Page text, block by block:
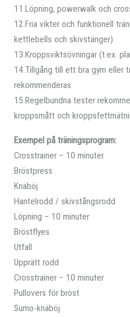
11.Löpning, powerwalk och
12.Fria vikter och funktionell
kettlebells och skivstänger)
13.Kroppsviktsövningar (t.ex.
14.Tillgång till ett bra gym eller
rekommenderas
15.Regelbundna tester
kroppsmått och
Exempel på träningsprogram:
Crosstrainer – 10 minuter
Bröstpress
Knäböj
Hantelrodd / skivstångsrodd
Löpning – 10 minuter
Bröstflyes
Utfall
Upprätt rodd
Crosstrainer – 10 minuter
Pullovers för bröst
Sumo-knäböj